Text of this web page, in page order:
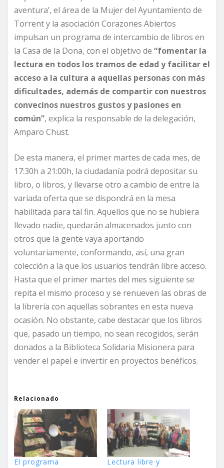
aventura’, el área de la Mujer del Ayuntamiento de
Torrent y la asociación Corazones Abiertos
impulsan un programa de intercambio de libros en
la Casa de la Dona, con el objetivo de “fomentar la
lectura en todos los tramos de edad y facilitar el
acceso a la cultura a aquellas personas con más
dificultades, además de compartir con nuestros
convecinos nuestros gustos y pasiones en
común”, explica la responsable de la delegación,
Amparo Chust.
De esta manera, el primer martes de cada mes, de
17:30h a 21:00h, la ciudadanía podrá depositar su
libro, o libros, y llevarse otro a cambio de entre la
variada oferta que se dispondrá en la mesa
habilitada para tal fin. Aquellos que no se hubiera
llevado nadie, quedarán almacenados junto con
otros que la gente vaya aportando
voluntariamente, conformando, así, una gran
colección a la que los usuarios tendrán libre acceso.
Hasta que el primer martes del mes siguiente se
repita el mismo proceso y se renueven las obras de
la librería con aquellas sobrantes en esta nueva
ocasión. No obstante, cabe destacar que los libros
que, pasado un tiempo, no sean recogidos, serán
donados a la Biblioteca Solidaria Misionera para
vender el papel e invertir en proyectos benéficos.
Relacionado
El programa
Lectura libre y